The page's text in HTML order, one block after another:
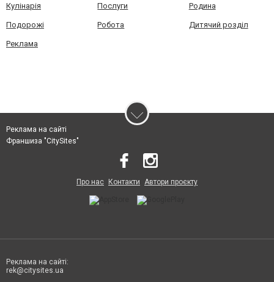
Кулінарія Послуги Родина
Подорожі Робота Дитячий розділ
Реклама
Реклама на сайті
Франшиза "CitySites"
Про нас Контакти Автори проєкту
Реклама на сайті:
rek@citysites.ua